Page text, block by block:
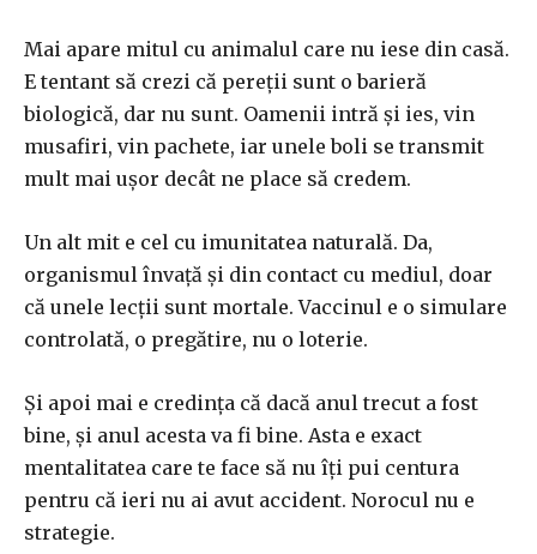
Mai apare mitul cu animalul care nu iese din casă.
E tentant să crezi că pereții sunt o barieră
biologică, dar nu sunt. Oamenii intră și ies, vin
musafiri, vin pachete, iar unele boli se transmit
mult mai ușor decât ne place să credem.
Un alt mit e cel cu imunitatea naturală. Da,
organismul învață și din contact cu mediul, doar
că unele lecții sunt mortale. Vaccinul e o simulare
controlată, o pregătire, nu o loterie.
Și apoi mai e credința că dacă anul trecut a fost
bine, și anul acesta va fi bine. Asta e exact
mentalitatea care te face să nu îți pui centura
pentru că ieri nu ai avut accident. Norocul nu e
strategie.